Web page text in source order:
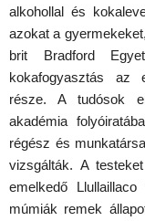
alkohollal és
azokat a
brit Bradford
kokafogyasztás az
része. A tudósok
akadémia
régész és
vizsgálták. A
emelkedő
múmiák remek